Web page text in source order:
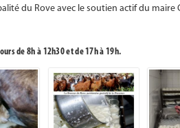
du Rove avec le soutien actif du maire
de 8h à 12h30 et de 17h à 19h.